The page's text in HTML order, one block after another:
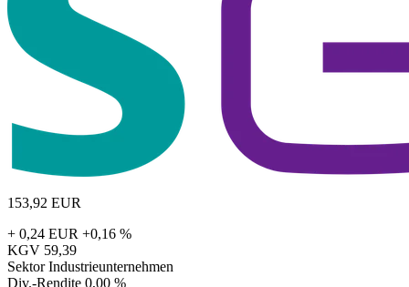
153,92 EUR
+ 0,24 EUR +0,16 %
KGV 59,39
Sektor Industrieunternehmen
Div.-Rendite 0,00 %